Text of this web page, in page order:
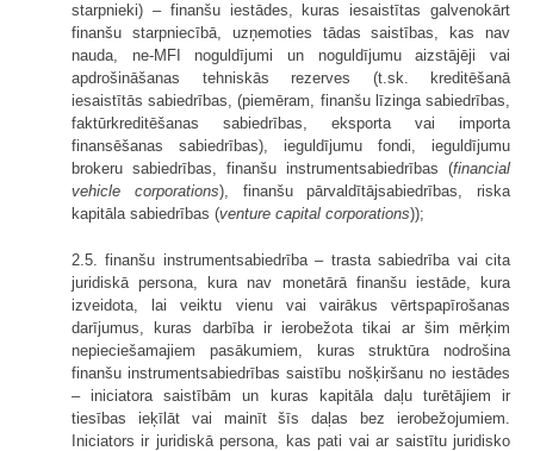
starpnieki) – finanšu iestādes, kuras iesaistītas galvenokārt
finanšu starpniecībā, uzņemoties tādas saistības, kas nav
nauda, ne-MFI noguldījumi un noguldījumu aizstājēji vai
apdrošināšanas tehniskās rezerves (t.sk. kreditēšanā
iesaistītās sabiedrības, (piemēram, finanšu līzinga sabiedrības,
faktūrkreditēšanas sabiedrības, eksporta vai importa
finansēšanas sabiedrības), ieguldījumu fondi, ieguldījumu
brokeru sabiedrības, finanšu instrumentsabiedrības (financial
vehicle corporations), finanšu pārvaldītājsabiedrības, riska
kapitāla sabiedrības (venture capital corporations));
2.5. finanšu instrumentsabiedrība – trasta sabiedrība vai cita
juridiskā persona, kura nav monetārā finanšu iestāde, kura
izveidota, lai veiktu vienu vai vairākus vērtspapīrošanas
darījumus, kuras darbība ir ierobežota tikai ar šim mērķim
nepieciešamajiem pasākumiem, kuras struktūra nodrošina
finanšu instrumentsabiedrības saistību nošķiršanu no iestādes
– iniciatora saistībām un kuras kapitāla daļu turētājiem ir
tiesības ieķīlāt vai mainīt šīs daļas bez ierobežojumiem.
Iniciators ir juridiskā persona, kas pati vai ar saistītu juridisko